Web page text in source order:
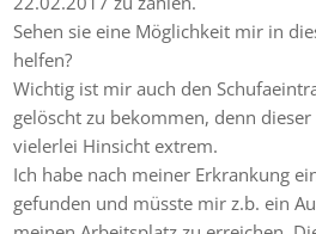
Sehen sie eine Möglichkeit mir in
helfen?
Wichtig ist mir auch den
gelöscht zu bekommen, denn
vielerlei Hinsicht extrem.
Ich habe nach meiner Erkrankung
gefunden und müsste mir z.b. ein